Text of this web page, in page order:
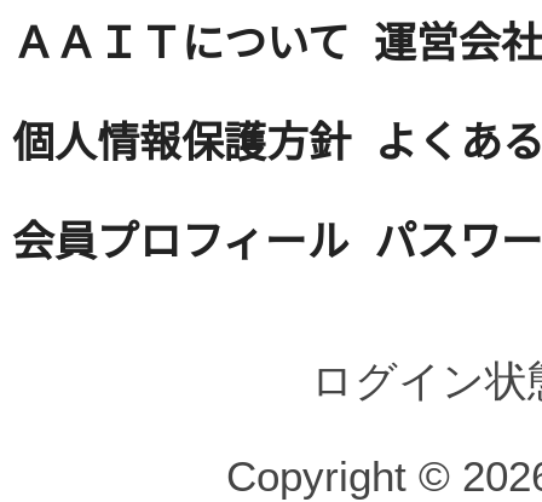
ＡＡＩＴについて 運営会社
個人情報保護方針 よくあ
会員プロフィール パスワ
ログイン
Copyright ©